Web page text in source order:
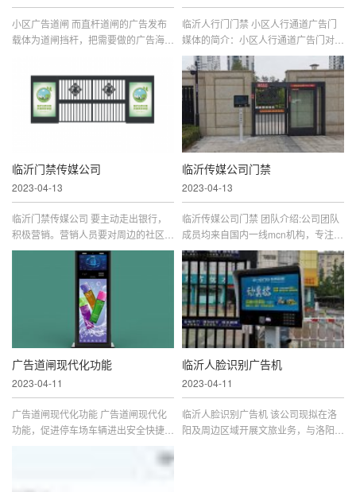
小区广告道闸 而直杆道闸的广告发布
载体为道闸挡杆，把需要做的广告海报
称之为道杆广告。道闸广告的应...
临沂人行门门禁 小区人行通道广告门
媒体的简介：小区人行通道广告门对于
广告的传播而言，以社区或者商业区作
为户外媒体的投放区，把目标群体从分
散的流动群体转向稳定的有针对...
临沂门禁传媒公司
2023-04-13
临沂门禁传媒公司 要主动走出银行，
积极营销。营销人员要对周边的社区资
源、环境变化、市场动态等进行认真的
调查分析，及时掌握信息，并根据相关
信息，积极、主动开展工作，走...
临沂传媒公司门禁
2023-04-13
临沂传媒公司门禁 团队介绍:公司团队
成员均来自国内一线mcn机构，专注快
手直播电商。拥有长期合作的快手主播
资源，比如辛巴，散打哥，葵儿，猫妹
妹，炫迈妹等30多位。均为一手资...
广告道闸现代化功能
2023-04-11
广告道闸现代化功能 广告道闸现代化
功能，促进停车场车辆进出安全快捷，
见的直杆道闸、曲杆道闸、栅栏门道
临沂人脸识别广告机
2023-04-11
临沂人脸识别广告机 该公司现拟在洛
阳及周边区域开展文旅业务，与洛阳洛